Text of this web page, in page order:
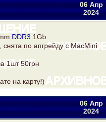
06 Апр
2024
DDR3 1Gb
по апгрейду с MacMini
1шт 50грн
на карту!)
06 Апр
2024